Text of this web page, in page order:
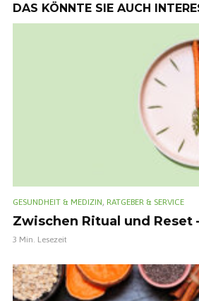
DAS KÖNNTE SIE AUCH
GESUNDHEIT & MEDIZIN, RATGEBER & SERVICE
Zwischen Ritual und Reset
3 Min. Lesezeit